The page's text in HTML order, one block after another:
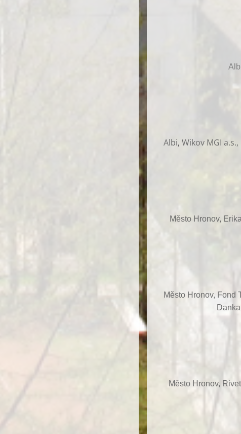
Albi, Wikov MGI
Město Hronov,
Město Hronov, Fond
Město Hronov,